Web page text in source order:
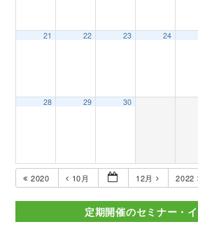
21 22 23 24
28 29 30
2020 10月 12月 2022
定期開催のセミナー・